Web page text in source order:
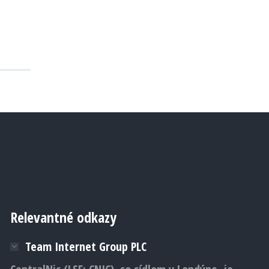
Relevantné odkazy
Team Internet Group PLC